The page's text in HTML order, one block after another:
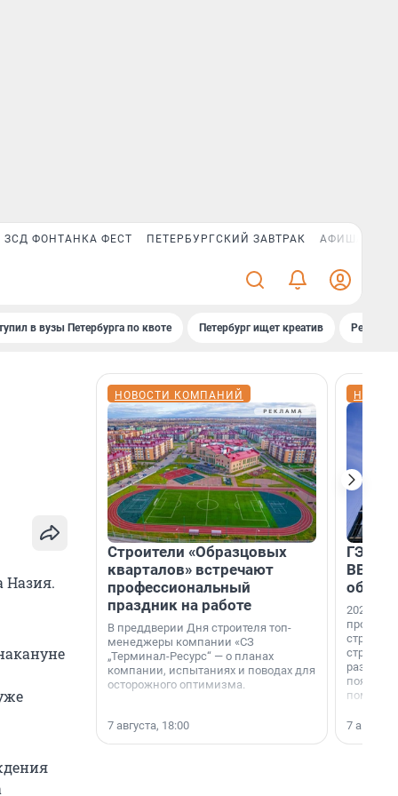
ЗСД ФОНТАНКА ФЕСТ ПЕТЕРБУРГСКИЙ ЗАВТРАК АФИША PLUS
в вузы Петербурга по квоте Петербург ищет креатив
Назия.
НОВОСТИ КОМПАНИЙ
Строители «Образцовых
кварталов» встречают
профессиональный
праздник на работе
В преддверии Дня строителя топ-
менеджеры компании «СЗ
„Терминал-Ресурс“ — о планах
компании, испытаниях и поводах для
осторожного оптимизма.
7 августа, 18:00
ГЭС,
ВВП: в
об
2026-й —
раз. В
7